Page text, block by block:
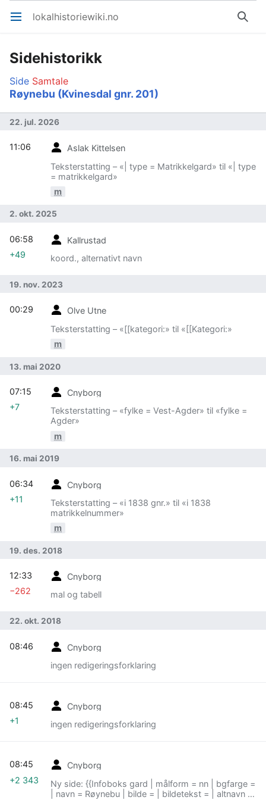
Åpne hovedmenyen lokalhistoriewiki.no Søk
Sidehistorikk
Side Samtale
Røynebu (Kvinesdal gnr. 201)
22. jul. 2026
Aslak Kittelsen
Teksterstatting – «| type = Matrikkelgard» til «| type
= matrikkelgard»
m
11:06
2. okt. 2025
Kallrustad
koord., alternativt navn
06:58
+49
19. nov. 2023
Olve Utne
Teksterstatting – «[[kategori:» til «[[Kategori:»
m
00:29
13. mai 2020
Cnyborg
Teksterstatting – «fylke = Vest-Agder» til «fylke =
Agder»
m
07:15
+7
16. mai 2019
Cnyborg
Teksterstatting – «i 1838 gnr.» til «i 1838
matrikkelnummer»
m
06:34
+11
19. des. 2018
Cnyborg
mal og tabell
12:33
−262
22. okt. 2018
Cnyborg
ingen redigeringsforklaring
08:46
Cnyborg
ingen redigeringsforklaring
08:45
+1
Cnyborg
Ny side: {{Infoboks gard | målform = nn | bgfarge =
| navn = Røynebu | bilde = | bildetekst = | altnavn =
08:45
+2 343